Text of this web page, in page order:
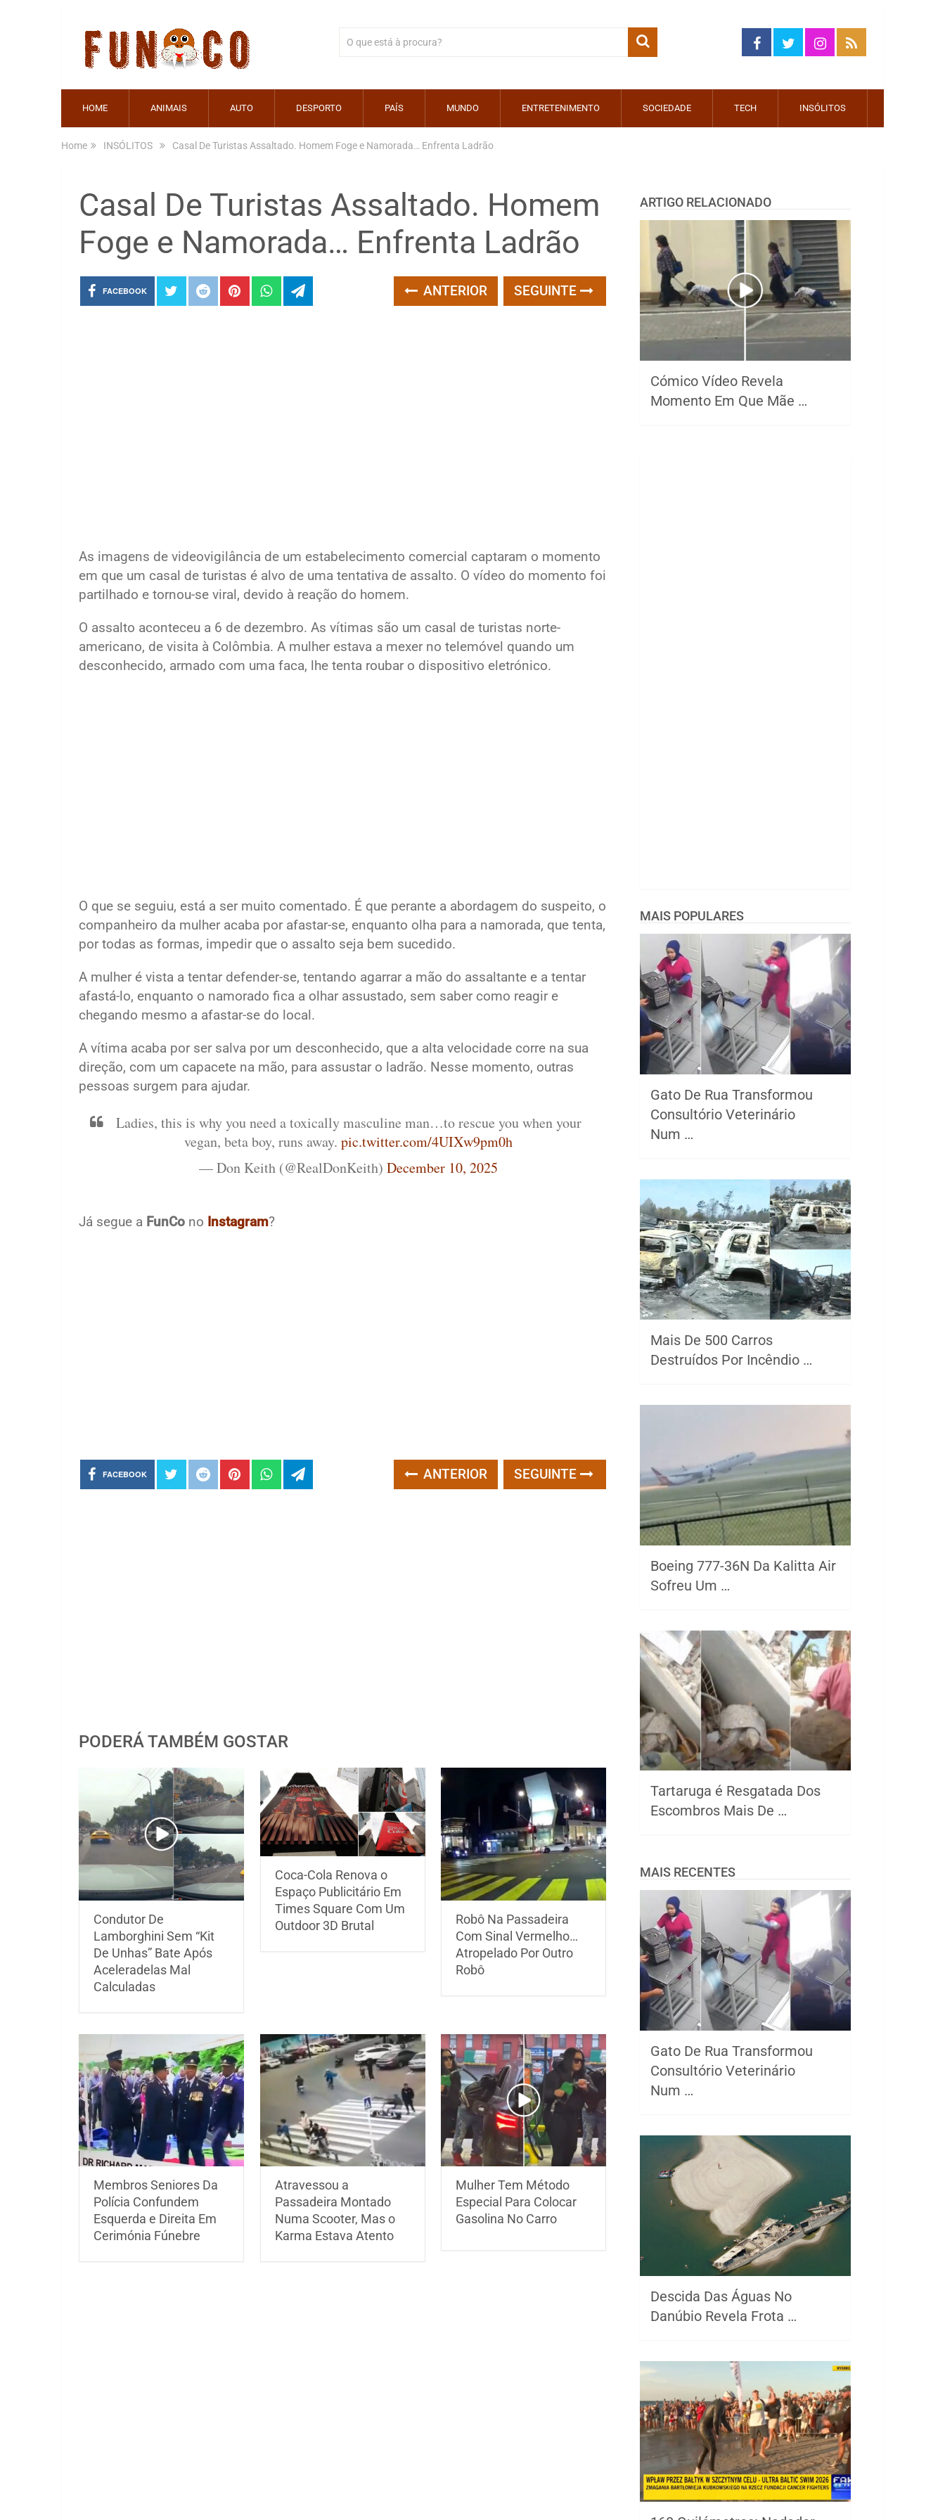
HOME ANIMAIS AUTO DESPORTO PAÍS MUNDO ENTRETENIMENTO SOCIEDADE TECH INSÓLITOS
Home INSÓLITOS Casal De Turistas Assaltado. Homem Foge e Namorada… Enfrenta Ladrão
Casal De Turistas Assaltado. Homem
Foge e Namorada… Enfrenta Ladrão
FACEBOOK ANTERIOR SEGUINTE
As imagens de videovigilância de um estabelecimento comercial captaram o momento
em que um casal de turistas é alvo de uma tentativa de assalto. O vídeo do momento foi
partilhado e tornou-se viral, devido à reação do homem.
O assalto aconteceu a 6 de dezembro. As vítimas são um casal de turistas norte-
americano, de visita à Colômbia. A mulher estava a mexer no telemóvel quando um
desconhecido, armado com uma faca, lhe tenta roubar o dispositivo eletrónico.
O que se seguiu, está a ser muito comentado. É que perante a abordagem do suspeito, o
companheiro da mulher acaba por afastar-se, enquanto olha para a namorada, que tenta,
por todas as formas, impedir que o assalto seja bem sucedido.
A mulher é vista a tentar defender-se, tentando agarrar a mão do assaltante e a tentar
afastá-lo, enquanto o namorado fica a olhar assustado, sem saber como reagir e
chegando mesmo a afastar-se do local.
A vítima acaba por ser salva por um desconhecido, que a alta velocidade corre na sua
direção, com um capacete na mão, para assustar o ladrão. Nesse momento, outras
pessoas surgem para ajudar.
Ladies, this is why you need a toxically masculine man…to rescue you when your
vegan, beta boy, runs away.pic.twitter.com/4UIXw9pm0h
— Don Keith (@RealDonKeith)December 10, 2025
Já segue a FunCo no Instagram?
FACEBOOK ANTERIOR SEGUINTE
PODERÁ TAMBÉM GOSTAR
Condutor De
Lamborghini Sem “Kit
De Unhas” Bate Após
Aceleradelas Mal
Calculadas
Coca-Cola Renova o
Espaço Publicitário Em
Times Square Com Um
Outdoor 3D Brutal
Robô Na Passadeira
Com Sinal Vermelho…
Atropelado Por Outro
Robô
Membros Seniores Da
Polícia Confundem
Esquerda e Direita Em
Cerimónia Fúnebre
Atravessou a
Passadeira Montado
Numa Scooter, Mas o
Karma Estava Atento
Mulher Tem Método
Especial Para Colocar
Gasolina No Carro
ARTIGO RELACIONADO
Cómico Vídeo Revela
Momento Em Que Mãe …
MAIS POPULARES
Gato De Rua Transformou
Consultório Veterinário
Num …
Mais De 500 Carros
Destruídos Por Incêndio …
Boeing 777-36N Da Kalitta Air
Sofreu Um …
Tartaruga é Resgatada Dos
Escombros Mais De …
MAIS RECENTES
Gato De Rua Transformou
Consultório Veterinário
Num …
Descida Das Águas No
Danúbio Revela Frota …